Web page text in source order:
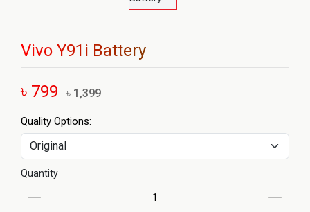
Vivo Y91i Battery
৳ 799 ৳ 1,399
Quality Options:
Quantity